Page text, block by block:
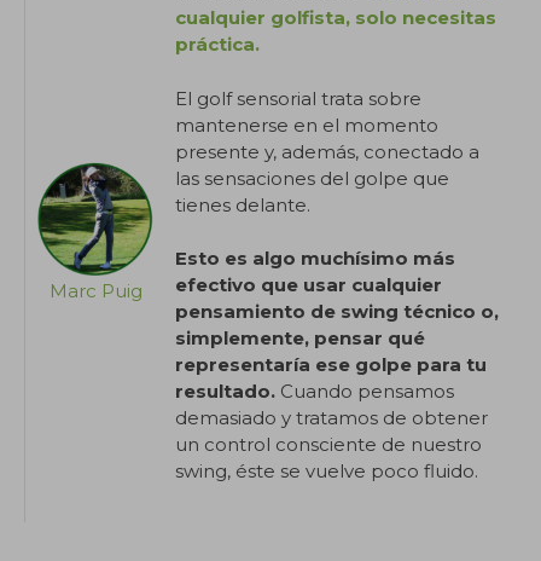
Marc Puig
cualquier golfista, solo necesitas
práctica.
El golf sensorial trata sobre
mantenerse en el momento
presente y, además, conectado a
las sensaciones del golpe que
tienes delante.
Esto es algo muchísimo más
efectivo que usar cualquier
pensamiento de swing técnico o,
simplemente, pensar qué
representaría ese golpe para tu
resultado. Cuando pensamos
demasiado y tratamos de obtener
un control consciente de nuestro
swing, éste se vuelve poco fluido.